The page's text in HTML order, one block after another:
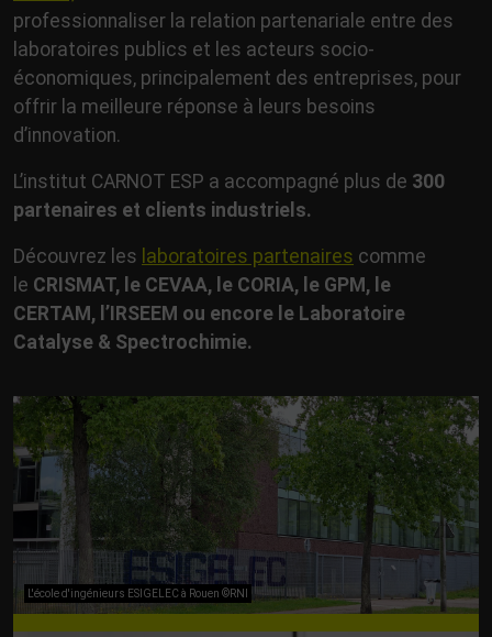
professionnaliser la relation partenariale entre des
laboratoires publics et les acteurs socio-
économiques, principalement des entreprises, pour
offrir la meilleure réponse à leurs besoins
d’innovation.
L’institut CARNOT ESP a accompagné plus de 300
partenaires et clients industriels.
Découvrez les laboratoires partenaires comme
le CRISMAT, le CEVAA, le CORIA, le GPM, le
CERTAM, l’IRSEEM ou encore le Laboratoire
Catalyse & Spectrochimie.
L'école d'ingénieurs ESIGELEC à Rouen ©RNI